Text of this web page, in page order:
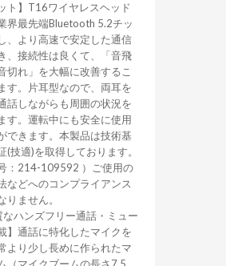
ト】T16ワイヤレスヘッド
界最先端Bluetooth 5.2チッ
、より高速で安定した通信
、接続性は良くて、「音飛
切れ」を大幅に改善するこ
す。片耳型なので、両耳を
話しながらも周囲の状況を
す。運転中にも安全に使用
できます。本製品は技術基
(技適)を取得しております。
号：214-109592 ）ご使用の
などへのコンプライアンス
りません。
なハンズフリー通話・ミュー
】通話に特化したマイクを
より少し長めに作られたマ